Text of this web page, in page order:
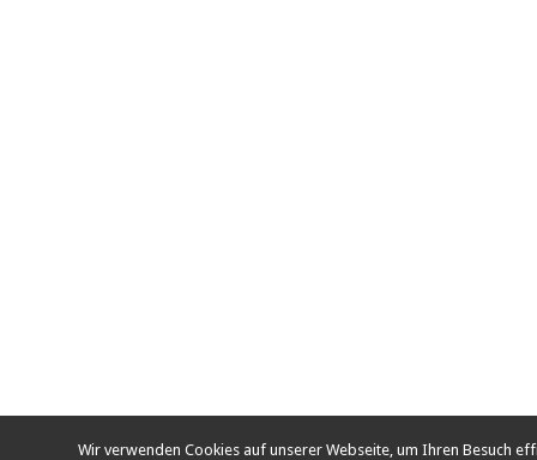
Wir verwenden Cookies auf unserer Webseite, um Ihren Besuch